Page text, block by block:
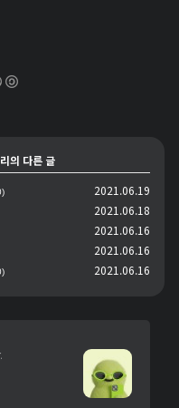
의 다른 글
2021.06.19
2021.06.18
2021.06.16
2021.06.16
2021.06.16